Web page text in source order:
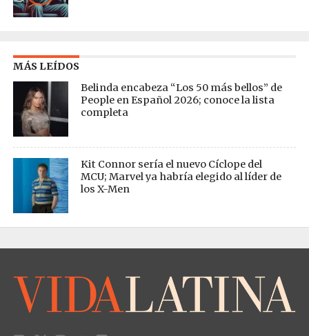
MÁS LEÍDOS
Belinda encabeza “Los 50 más bellos” de
People en Español 2026; conoce la lista
completa
Kit Connor sería el nuevo Cíclope del
MCU; Marvel ya habría elegido al líder de
los X-Men